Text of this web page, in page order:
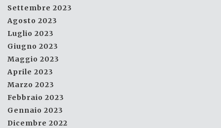
Settembre 2023
Agosto 2023
Luglio 2023
Giugno 2023
Maggio 2023
Aprile 2023
Marzo 2023
Febbraio 2023
Gennaio 2023
Dicembre 2022